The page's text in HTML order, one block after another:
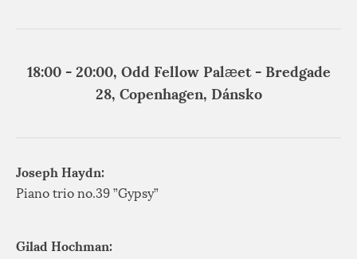
18:00 - 20:00, Odd Fellow Palæet - Bredgade
28, Copenhagen, Dánsko
Joseph Haydn:
Piano trio no.39 ”Gypsy”
Gilad Hochman: